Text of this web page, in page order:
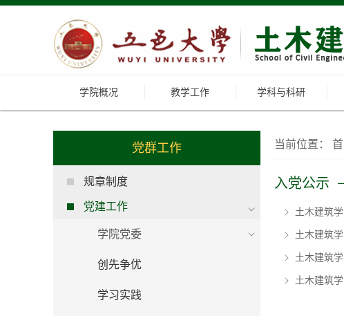
学院概况 教学工作 学科与科研
党群工作
规章制度
党建工作
学院党委
创先争优
学习实践
当前位置：
入党公示
土木建筑
土木建筑
土木建筑
土木建筑